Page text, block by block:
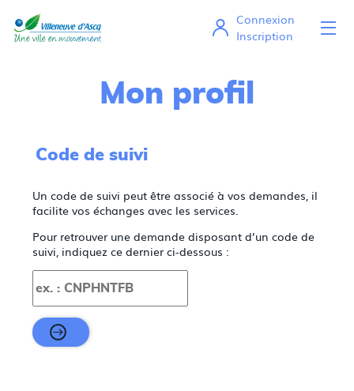
Mes démarches en ligne
Connexion
Inscription
Mon profil
Code de suivi
Un code de suivi peut être associé à vos demandes, il
facilite vos échanges avec les services.
Pour retrouver une demande disposant d’un code de
suivi, indiquez ce dernier ci-dessous :
Code de suivi